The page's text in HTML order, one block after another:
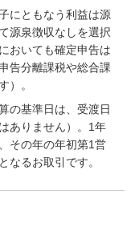
にともなう利益は源
源泉徴収なしを選択
おいても確定申告は
告分離課税や総合課
）。
の基準日は、受渡日
ありません）。1年
その年の年初第1営
なるお取引です。